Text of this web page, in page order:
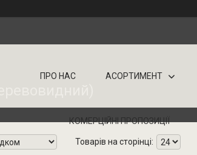
ПРО НАС АСОРТИМЕНТ
КОМЕРЦІЙНІ ПРОПОЗИЦІЇ